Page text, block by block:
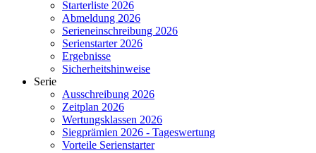
Starterliste 2026
Abmeldung 2026
Serieneinschreibung 2026
Serienstarter 2026
Ergebnisse
Sicherheitshinweise
Serie
Ausschreibung 2026
Zeitplan 2026
Wertungsklassen 2026
Siegprämien 2026 - Tageswertung
Vorteile Serienstarter